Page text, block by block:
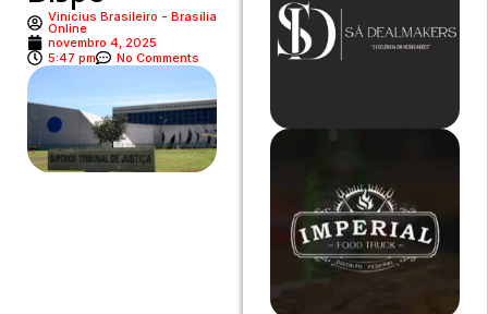
Vinícius Brasileiro - Brasília
Online
novembro 4, 2025
5:47 pm
No Comments